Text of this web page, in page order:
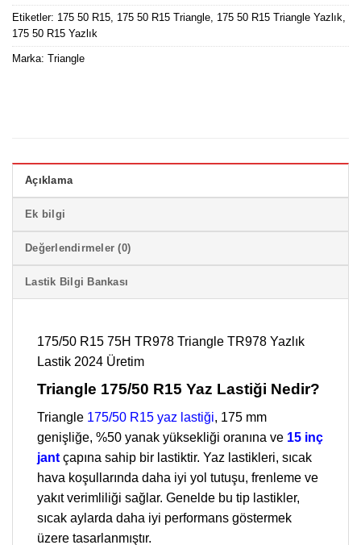
Etiketler: 175 50 R15, 175 50 R15 Triangle, 175 50 R15 Triangle Yazlık,
175 50 R15 Yazlık
Marka: Triangle
Açıklama
Ek bilgi
Değerlendirmeler (0)
Lastik Bilgi Bankası
175/50 R15 75H TR978 Triangle TR978 Yazlık
Lastik 2024 Üretim
Triangle 175/50 R15 Yaz Lastiği Nedir?
Triangle 175/50 R15 yaz lastiği, 175 mm
genişliğe, %50 yanak yüksekliği oranına ve 15 inç
jant çapına sahip bir lastiktir. Yaz lastikleri, sıcak
hava koşullarında daha iyi yol tutuşu, frenleme ve
yakıt verimliliği sağlar. Genelde bu tip lastikler,
sıcak aylarda daha iyi performans göstermek
üzere tasarlanmıştır.